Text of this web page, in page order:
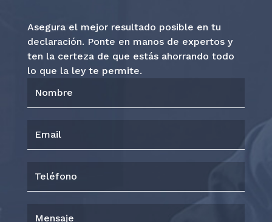
Asegura el mejor resultado posible en tu
declaración. Ponte en manos de expertos y
ten la certeza de que estás ahorrando todo
lo que la ley te permite.